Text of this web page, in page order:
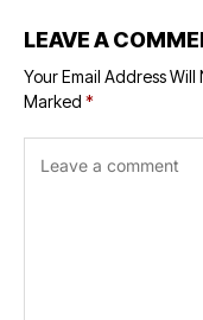
LEAVE A
Your Email Address Will
Marked *